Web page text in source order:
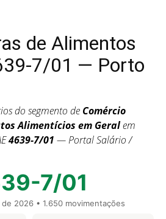
de Alimentos
7/01 — Porto
do segmento de Comércio
Alimentícios em Geralem
4639-7/01 — Portal Salário /
7/01
2026 • 1.650 movimentações